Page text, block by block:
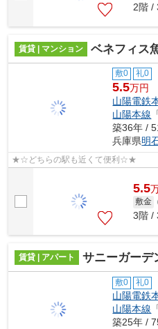
2階 /
賃貸 | マンション ベネフィス
敷0 礼0
5.5万円
山陽電鉄
山陽本線
築36年 /
兵庫県明
★☆どちらの駅も近くて便利☆★
5.5
敷金
3階 /
賃貸 | アパート サニーガーデ
敷0 礼0
山陽電鉄
山陽本線
築25年 /